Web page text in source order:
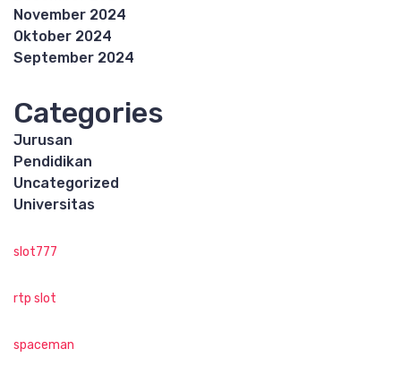
November 2024
Oktober 2024
September 2024
Categories
Jurusan
Pendidikan
Uncategorized
Universitas
slot777
rtp slot
spaceman